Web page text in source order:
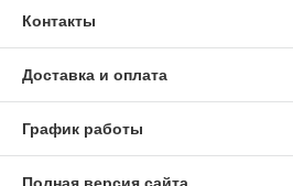
Контакты
Доставка и оплата
График работы